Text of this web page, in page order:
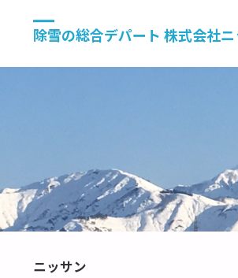
除雪の総合デパート 株式会社
ニッサン